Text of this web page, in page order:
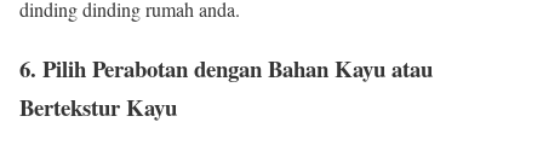
dinding dinding rumah anda.
6. Pilih Perabotan dengan Bahan Kayu atau
Bertekstur Kayu